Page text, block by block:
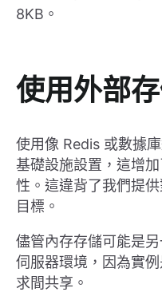
8KB。
使用外部
使用像 Redis 或數據
基礎設施設置，這增
性。這違背了我們提
目標。
儘管內存存儲可能是
伺服器環境，因為實
求間共享。